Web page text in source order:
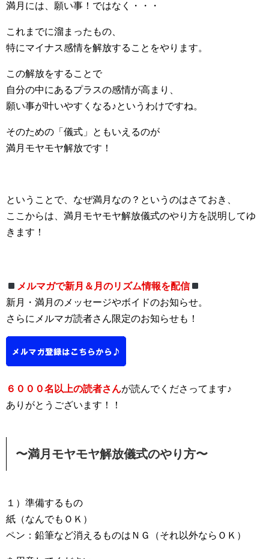
満月には、願い事！ではなく・・・
これまでに溜まったもの、
特にマイナス感情を解放することをやります。
この解放をすることで
自分の中にあるプラスの感情が高まり、
願い事が叶いやすくなる♪というわけですね。
そのための「儀式」ともいえるのが
満月モヤモヤ解放です！
ということで、なぜ満月なの？というのはさておき、
ここからは、満月モヤモヤ解放儀式のやり方を説明してゆ
きます！
メルマガで新月＆月のリズム情報を配信
新月・満月のメッセージやボイドのお知らせ。
さらにメルマガ読者さん限定のお知らせも！
６０００名以上の読者さんが読んでくださってます♪
ありがとうございます！！
〜満月モヤモヤ解放儀式のやり方〜
１）準備するもの
紙（なんでもＯＫ）
ペン：鉛筆など消えるものはＮＧ（それ以外ならＯＫ）